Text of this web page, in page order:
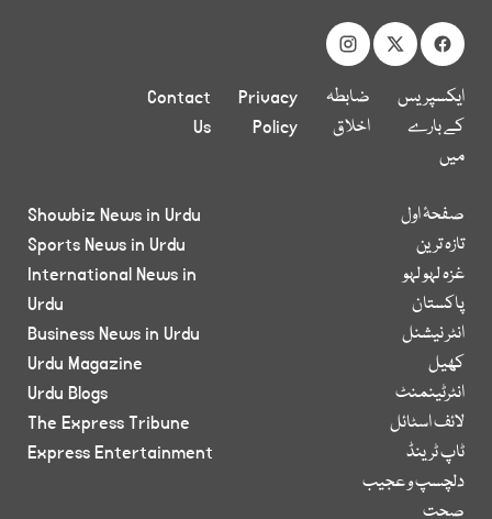
ایکسپریس
کے بارے
میں
ضابطہ
اخلاق
Privacy
Policy
Contact
Us
صفحۂ اول
تازہ ترین
غزہ لہو لہو
پاکستان
انٹر نیشنل
کھیل
انٹرٹینمنٹ
لائف اسٹائل
ٹاپ ٹرینڈ
دلچسپ و عجیب
صحت
Showbiz News in Urdu
Sports News in Urdu
International News in
Urdu
Business News in Urdu
Urdu Magazine
Urdu Blogs
The Express Tribune
Express Entertainment